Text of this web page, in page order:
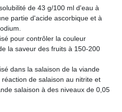
de 43 g/100 ml d'eau à
partie d'acide ascorbique et à
pour contrôler la couleur
la saveur des fruits à 150-200
dans la salaison de la viande
de salaison au nitrite et
salaison à des niveaux de 0,05